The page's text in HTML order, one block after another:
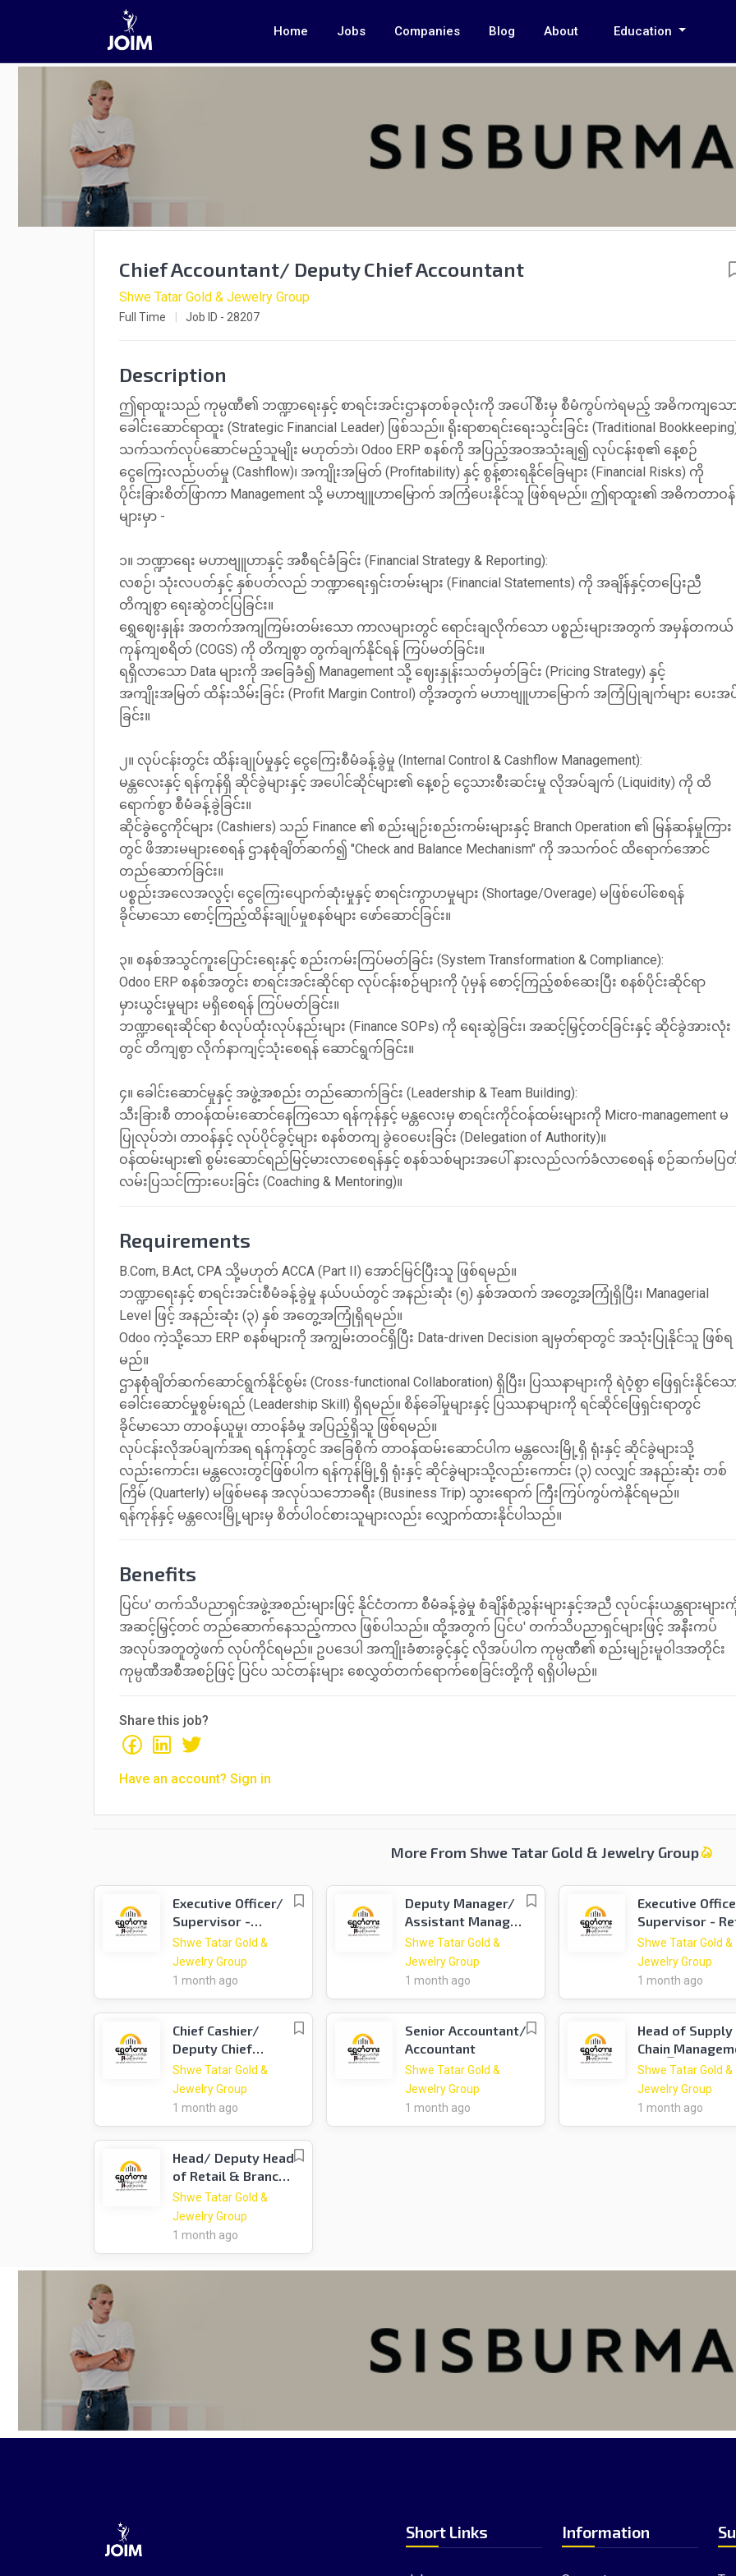
Home Jobs Companies Blog About Education
Chief Accountant/ Deputy Chief Accountant
Shwe Tatar Gold & Jewelry Group
Full Time Job ID - 28207
Description
ဤရာထူးသည် ကုမ္ပဏီ၏ ဘဏ္ဍာရေးနှင့် စာရင်းအင်းဌာနတစ်ခုလုံးကို အပေါ်စီးမှ စီမံကွပ်ကဲရမည့် အဓိကကျသေ
ခေါင်းဆောင်ရာထူး (Strategic Financial Leader) ဖြစ်သည်။ ရိုးရာစာရင်းရေးသွင်းခြင်း (Traditional
သက်သက်လုပ်ဆောင်မည့်သူမျိုး မဟုတ်ဘဲ၊ Odoo ERP စနစ်ကို အပြည့်အဝအသုံးချ၍ လုပ်ငန်းစု၏ နေ့စဉ်
ငွေကြေးလည်ပတ်မှု (Cashflow)၊ အကျိုးအမြတ် (Profitability) နှင့် စွန့်စားရနိုင်ခြေများ (Financial Risks) ကို
ပိုင်းခြားစိတ်ဖြာကာ Management သို့ မဟာဗျူဟာမြောက် အကြံပေးနိုင်သူ ဖြစ်ရမည်။ ဤရာထူး၏ အဓိကတာဝန်
များမှာ -
၁။ ဘဏ္ဍာရေး မဟာဗျူဟာနှင့် အစီရင်ခံခြင်း (Financial Strategy & Reporting):
လစဉ်၊ သုံးလပတ်နှင့် နှစ်ပတ်လည် ဘဏ္ဍာရေးရှင်းတမ်းများ (Financial Statements) ကို အချိန်နှင့်တပြေးညီ
တိကျစွာ ရေးဆွဲတင်ပြခြင်း။
ရွှေဈေးနှုန်း အတက်အကျကြမ်းတမ်းသော ကာလများတွင် ရောင်းချလိုက်သော ပစ္စည်းများအတွက် အမှန်တကယ်
ကုန်ကျစရိတ် (COGS) ကို တိကျစွာ တွက်ချက်နိုင်ရန် ကြပ်မတ်ခြင်း။
ရရှိလာသော Data များကို အခြေခံ၍ Management သို့ ဈေးနှုန်းသတ်မှတ်ခြင်း (Pricing Strategy) နှင့်
အကျိုးအမြတ် ထိန်းသိမ်းခြင်း (Profit Margin Control) တို့အတွက် မဟာဗျူဟာမြောက် အကြံပြုချက်များ ပေးအ
ခြင်း။
၂။ လုပ်ငန်းတွင်း ထိန်းချုပ်မှုနှင့် ငွေကြေးစီမံခန့်ခွဲမှု (Internal Control & Cashflow Management):
မန္တလေးနှင့် ရန်ကုန်ရှိ ဆိုင်ခွဲများနှင့် အပေါင်ဆိုင်များ၏ နေ့စဉ် ငွေသားစီးဆင်းမှု လိုအပ်ချက် (Liquidity) ကို ထိ
ရောက်စွာ စီမံခန့်ခွဲခြင်း။
ဆိုင်ခွဲငွေကိုင်များ (Cashiers) သည် Finance ၏ စည်းမျဉ်းစည်းကမ်းများနှင့် Branch Operation ၏ မြန်ဆန်မှုကြား
တွင် ဖိအားမများစေရန် ဌာနစုံချိတ်ဆက်၍ "Check and Balance Mechanism" ကို အသက်ဝင် ထိရောက်အောင်
တည်ဆောက်ခြင်း။
ပစ္စည်းအလေအလွင့်၊ ငွေကြေးပျောက်ဆုံးမှုနှင့် စာရင်းကွာဟမှုများ (Shortage/Overage) မဖြစ်ပေါ်စေရန်
ခိုင်မာသော စောင့်ကြည့်ထိန်းချုပ်မှုစနစ်များ ဖော်ဆောင်ခြင်း။
၃။ စနစ်အသွင်ကူးပြောင်းရေးနှင့် စည်းကမ်းကြပ်မတ်ခြင်း (System Transformation & Compliance):
Odoo ERP စနစ်အတွင်း စာရင်းအင်းဆိုင်ရာ လုပ်ငန်းစဉ်များကို ပုံမှန် စောင့်ကြည့်စစ်ဆေးပြီး စနစ်ပိုင်းဆိုင်ရာ
မှားယွင်းမှုများ မရှိစေရန် ကြပ်မတ်ခြင်း။
ဘဏ္ဍာရေးဆိုင်ရာ စံလုပ်ထုံးလုပ်နည်းများ (Finance SOPs) ကို ရေးဆွဲခြင်း၊ အဆင့်မြှင့်တင်ခြင်းနှင့် ဆိုင်ခွဲအားလုံး
တွင် တိကျစွာ လိုက်နာကျင့်သုံးစေရန် ဆောင်ရွက်ခြင်း။
၄။ ခေါင်းဆောင်မှုနှင့် အဖွဲ့အစည်း တည်ဆောက်ခြင်း (Leadership & Team Building):
သီးခြားစီ တာဝန်ထမ်းဆောင်နေကြသော ရန်ကုန်နှင့် မန္တလေးမှ စာရင်းကိုင်ဝန်ထမ်းများကို Micro-management မ
ပြုလုပ်ဘဲ၊ တာဝန်နှင့် လုပ်ပိုင်ခွင့်များ စနစ်တကျ ခွဲဝေပေးခြင်း (Delegation of Authority)။
ဝန်ထမ်းများ၏ စွမ်းဆောင်ရည်မြင့်မားလာစေရန်နှင့် စနစ်သစ်များအပေါ် နားလည်လက်ခံလာစေရန် စဉ်ဆက်မပြ
လမ်းပြသင်ကြားပေးခြင်း (Coaching & Mentoring)။
Requirements
B.Com, B.Act, CPA သို့မဟုတ် ACCA (Part II) အောင်မြင်ပြီးသူ ဖြစ်ရမည်။
ဘဏ္ဍာရေးနှင့် စာရင်းအင်းစီမံခန့်ခွဲမှု နယ်ပယ်တွင် အနည်းဆုံး (၅) နှစ်အထက် အတွေ့အကြုံရှိပြီး၊ Managerial
Level ဖြင့် အနည်းဆုံး (၃) နှစ် အတွေ့အကြုံရှိရမည်။
Odoo ကဲ့သို့သော ERP စနစ်များကို အကျွမ်းတဝင်ရှိပြီး Data-driven Decision ချမှတ်ရာတွင် အသုံးပြုနိုင်သူ ဖြစ်ရ
မည်။
ဌာနစုံချိတ်ဆက်ဆောင်ရွက်နိုင်စွမ်း (Cross-functional Collaboration) ရှိပြီး၊ ပြဿနာများကို ရဲဝံ့စွာ ဖြေရှင်းနိုင်သေ
ခေါင်းဆောင်မှုစွမ်းရည် (Leadership Skill) ရှိရမည်။ စိန်ခေါ်မှုများနှင့် ပြဿနာများကို ရင်ဆိုင်ဖြေရှင်းရာတွင်
ခိုင်မာသော တာဝန်ယူမှု၊ တာဝန်ခံမှု အပြည့်ရှိသူ ဖြစ်ရမည်။
လုပ်ငန်းလိုအပ်ချက်အရ ရန်ကုန်တွင် အခြေစိုက် တာဝန်ထမ်းဆောင်ပါက မန္တလေးမြို့ရှိ ရုံးနှင့် ဆိုင်ခွဲများသို့
လည်းကောင်း၊ မန္တလေးတွင်ဖြစ်ပါက ရန်ကုန်မြို့ရှိ ရုံးနှင့် ဆိုင်ခွဲများသို့လည်းကောင်း (၃) လလျှင် အနည်းဆုံး တစ်
ကြိမ် (Quarterly) မဖြစ်မနေ အလုပ်သဘောခရီး (Business Trip) သွားရောက် ကြီးကြပ်ကွပ်ကဲနိုင်ရမည်။
ရန်ကုန်နှင့် မန္တလေးမြို့များမှ စိတ်ပါဝင်စားသူများလည်း လျှောက်ထားနိုင်ပါသည်။
Benefits
ပြင်ပ' တက်သိပညာရှင်အဖွဲ့အစည်းများဖြင့် နိုင်ငံတကာ စီမံခန့်ခွဲမှု စံချိန်စံညွှန်းများနှင့်အညီ လုပ်ငန်းယန္တရားများ
အဆင့်မြှင့်တင် တည်ဆောက်နေသည့်ကာလ ဖြစ်ပါသည်။ ထို့အတွက် ပြင်ပ' တက်သိပညာရှင်များဖြင့် အနီးကပ်
အလုပ်အတူတွဲဖက် လုပ်ကိုင်ရမည်။ ဥပဒေပါ အကျိုးခံစားခွင့်နှင့် လိုအပ်ပါက ကုမ္ပဏီ၏ စည်းမျဉ်းမူဝါဒအတိုင်း
ကုမ္ပဏီအစီအစဉ်ဖြင့် ပြင်ပ သင်တန်းများ စေလွှတ်တက်ရောက်စေခြင်းတို့ကို ရရှိပါမည်။
Share this job?
Have an account? Sign in
More From Shwe Tatar Gold & Jewelry Group
Executive Officer/
Supervisor -
Corporate Office
Support (အမှုဆောင်
အရာရှိ/ ကြီးကြပ်ရေး
Shwe Tatar Gold &
Jewelry Group
1 month ago
Deputy Manager/
Assistant Manager
- Digital Marketing
Shwe Tatar Gold &
Jewelry Group
1 month ago
Executive
Supervisor -
Shops (အမှုဆေ
အရာရှိ/ ကြီးကြ
မှူး - လက်လီဆိုင်
Shwe Tatar Gold &
Jewelry Group
1 month ago
Chief Cashier/
Deputy Chief
Cashier
Shwe Tatar Gold &
Jewelry Group
1 month ago
Senior Accountant/
Accountant
Shwe Tatar Gold &
Jewelry Group
1 month ago
Head of Supply
Chain
(ဌာနကြီးမှူး၊
ထောက်ပံ့မှုကွင်
စီမံခန့်ခွဲရေးဌာန
Shwe Tatar Gold &
Jewelry Group
1 month ago
Head/ Deputy Head
of Retail & Branch
Operations (ဌာနမှူး/
ဒု-ဌာနမှူး၊ လက်လီနှင့်
ဆိုင်ခွဲများလည်ပတ်မှု
Shwe Tatar Gold &
Jewelry Group
1 month ago
Short Links Information